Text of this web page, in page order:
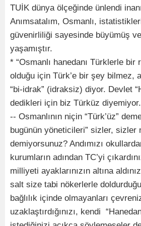
TUİK dünya ölçeğinde ünlendi
Anımsatalım, Osmanlı,
güvenirliliği sayesinde büyümüş
yaşamıştır.
* “Osmanlı hanedanı Türklerle bir
olduğu için Türk’e bir şey bilmez,
“bi-idrak” (idraksiz) diyor. Devlet
dedikleri için biz Türküz
-- Osmanlının niçin “Türk’üz”
bugünün yöneticileri” sizler, sizler
demiyorsunuz? Andımızı
kurumların adından TC’yi
milliyeti ayaklarınızın altına
salt size tabi nökerlerle
bağlılık içinde olmayanları
uzaklaştırdığınızı, kendi